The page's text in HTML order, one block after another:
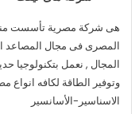
المصرى فى مجال المصاعد
المجال , نعمل بتكنولوجيا
وتوفير الطاقة لكافه
الاسناسير-الأسانسير